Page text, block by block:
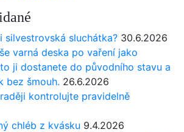
silvestrovská sluchátka? 30.6.2026
varná deska po vaření jako
ji dostanete do původního stavu a
bez šmouh. 26.6.2026
kontrolujte pravidelně
chléb z kvásku 9.4.2026